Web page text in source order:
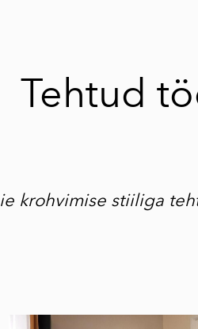
Tehtud
krohvimise stiiliga